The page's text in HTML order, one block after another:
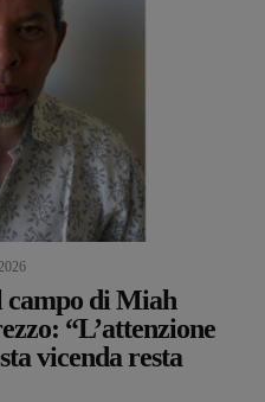
campo di Miah
“L’attenzione
vicenda resta